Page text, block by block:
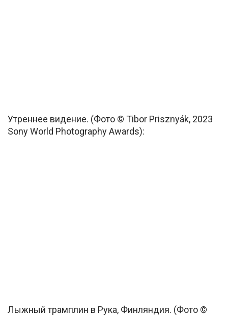
Утреннее видение. (Фото © Tibor Prisznyák, 2023
Sony World Photography Awards):
Лыжный трамплин в Рука, Финляндия. (Фото ©